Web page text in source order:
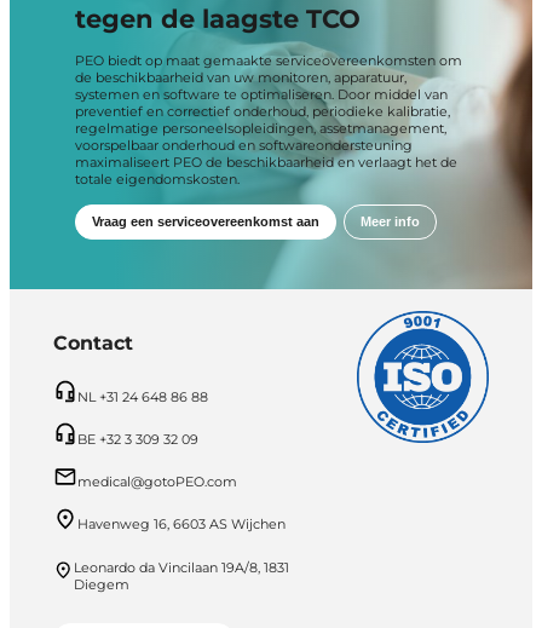
tegen de laagste TCO
PEO biedt op maat gemaakte serviceovereenkomsten om
de beschikbaarheid van uw monitoren, apparatuur,
systemen en software te optimaliseren. Door middel van
preventief en correctief onderhoud, periodieke kalibratie,
regelmatige personeelsopleidingen, assetmanagement,
voorspelbaar onderhoud en softwareondersteuning
maximaliseert PEO de beschikbaarheid en verlaagt het de
totale eigendomskosten.
Vraag een serviceovereenkomst aan Meer info
Contact
NL +31 24 648 86 88
BE +32 3 309 32 09
medical@gotoPEO.com
Havenweg 16, 6603 AS Wijchen
Leonardo da Vincilaan 19A/8, 1831
Diegem